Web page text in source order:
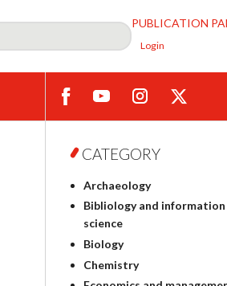
PUBLICATION
Login
CATEGORY
Archaeology
Bibliology and information
science
Biology
Chemistry